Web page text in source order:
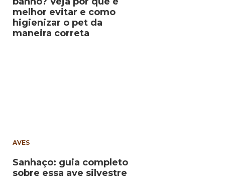
melhor evitar e como
higienizar o pet da
maneira correta
AVES
Sanhaço: guia completo
sobre essa ave silvestre